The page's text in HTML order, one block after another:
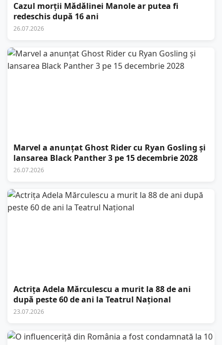
Cazul morții Mădălinei Manole ar putea fi
redeschis după 16 ani
26.07.2026
Marvel a anunțat Ghost Rider cu Ryan Gosling și
lansarea Black Panther 3 pe 15 decembrie 2028
26.07.2026
Actrița Adela Mărculescu a murit la 88 de ani
după peste 60 de ani la Teatrul Național
23.07.2026